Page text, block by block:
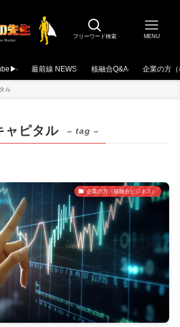
フリーワード検索 MENU
最前線 NEWS 核融合Q&A 企業の方
ル
ャピタル – tag –
企業の方（核融合ビジネス）